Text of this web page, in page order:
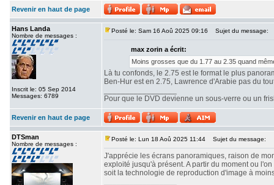
Revenir en haut de page
Hans Landa
Nombre de messages :
Inscrit le: 05 Sep 2014
Messages: 6789
Posté le: Sam 16 Aoû 2025 09:16 Sujet du message:
max zorin a écrit:
Moins grosses que du 1.77 au 2.35 quand
Là tu confonds, le 2.75 est le format le plus
Ben-Hur est en 2.75, Lawrence d'Arabie pas du
Pour que le DVD devienne un sous-verre ou un
Revenir en haut de page
DTSman
Nombre de messages :
Posté le: Lun 18 Aoû 2025 11:44 Sujet du message:
J'apprécie les écrans panoramiques, raison de
exploité jusqu'à présent. A partir du moment ou
soit la technologie de reproduction d'image à